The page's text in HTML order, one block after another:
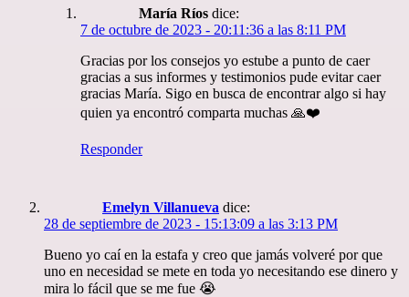
María Ríos dice:
7 de octubre de 2023 - 20:11:36 a las 8:11 PM
Gracias por los consejos yo estube a punto de caer
gracias a sus informes y testimonios pude evitar caer
gracias María. Sigo en busca de encontrar algo si hay
quien ya encontró comparta muchas 🙏❤️
Responder
Emelyn Villanueva dice:
28 de septiembre de 2023 - 15:13:09 a las 3:13 PM
Bueno yo caí en la estafa y creo que jamás volveré por que
uno en necesidad se mete en toda yo necesitando ese dinero y
mira lo fácil que se me fue 😭